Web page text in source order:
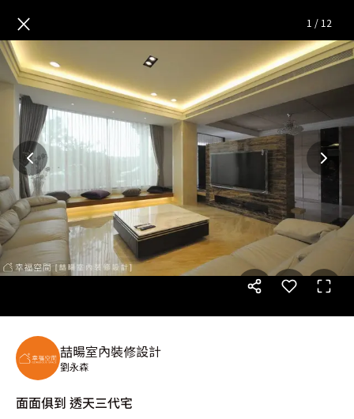
面面俱到 透天三代宅 — 完整
× 1 / 12
喆暘室內裝修設計
劉永森
面面俱到 透天三代宅